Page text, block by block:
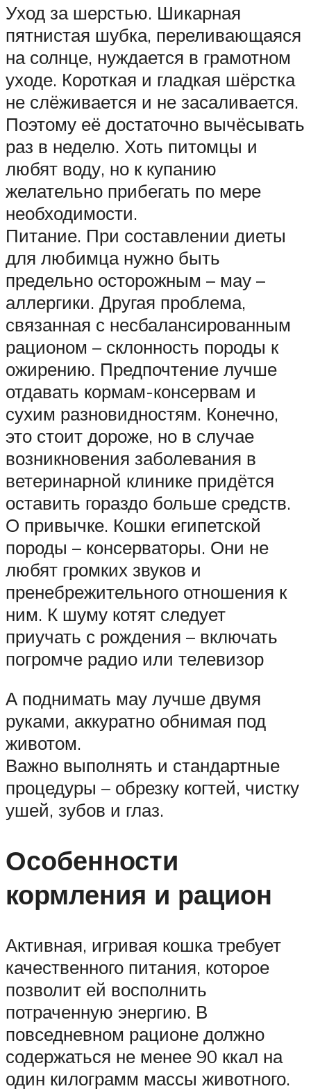
Уход за шерстью. Шикарная
пятнистая шубка, переливающаяся
на солнце, нуждается в грамотном
уходе. Короткая и гладкая шёрстка
не слёживается и не засаливается.
Поэтому её достаточно вычёсывать
раз в неделю. Хоть питомцы и
любят воду, но к купанию
желательно прибегать по мере
необходимости.
Питание. При составлении диеты
для любимца нужно быть
предельно осторожным – мау –
аллергики. Другая проблема,
связанная с несбалансированным
рационом – склонность породы к
ожирению. Предпочтение лучше
отдавать кормам-консервам и
сухим разновидностям. Конечно,
это стоит дороже, но в случае
возникновения заболевания в
ветеринарной клинике придётся
оставить гораздо больше средств.
О привычке. Кошки египетской
породы – консерваторы. Они не
любят громких звуков и
пренебрежительного отношения к
ним. К шуму котят следует
приучать с рождения – включать
погромче радио или телевизор
А поднимать мау лучше двумя
руками, аккуратно обнимая под
животом.
Важно выполнять и стандартные
процедуры – обрезку когтей, чистку
ушей, зубов и глаз.
Особенности
кормления и рацион
Активная, игривая кошка требует
качественного питания, которое
позволит ей восполнить
потраченную энергию. В
повседневном рационе должно
содержаться не менее 90 ккал на
один килограмм массы животного.